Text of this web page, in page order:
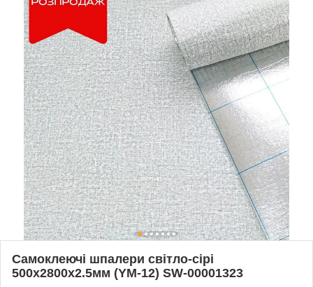
Самоклеючі шпалери світло-сірі
500х2800х2.5мм (YM-12) SW-00001323